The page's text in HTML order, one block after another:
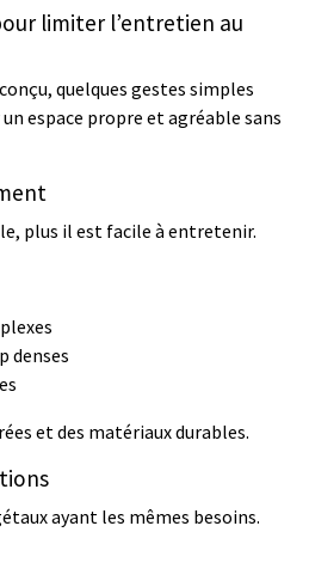
limiter l’entretien au
quelques gestes simples
espace propre et agréable sans
plus il est facile à entretenir.
denses
et des matériaux durables.
ayant les mêmes besoins.